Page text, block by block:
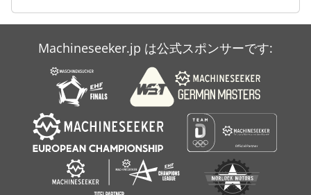
Machineseeker.jp は公式スポンサーです: